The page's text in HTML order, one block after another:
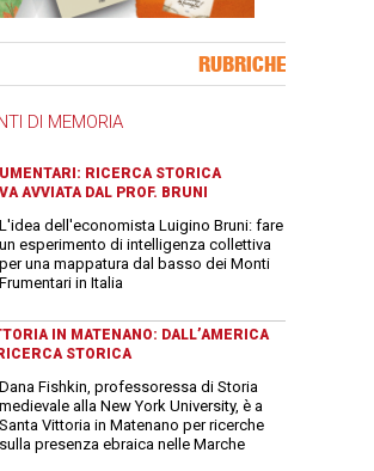
RUBRICHE
DI MEMORIA
RICERCA STORICA
AVVIATA DAL PROF. BRUNI
L'idea dell'economista Luigino Bruni: fare
un esperimento di intelligenza collettiva
per una mappatura dal basso dei Monti
Frumentari in Italia
IN MATENANO: DALL’AMERICA
STORICA
Dana Fishkin, professoressa di Storia
medievale alla New York University, è a
Santa Vittoria in Matenano per ricerche
sulla presenza ebraica nelle Marche